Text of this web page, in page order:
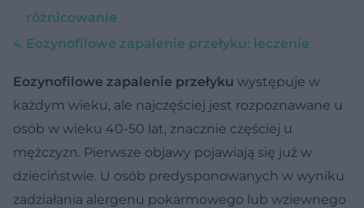
różnicowanie
Eozynofilowe zapalenie przełyku: leczenie
Eozynofilowe zapalenie przełyku występuje w
każdym wieku, ale najczęściej jest rozpoznawane u
osób w wieku 40-50 lat, znacznie częściej u
mężczyzn. Pierwsze objawy pojawiają się już w
dzieciństwie. U osób predysponowanych w wyniku
zadziałania alergenu pokarmowego lub wziewnego